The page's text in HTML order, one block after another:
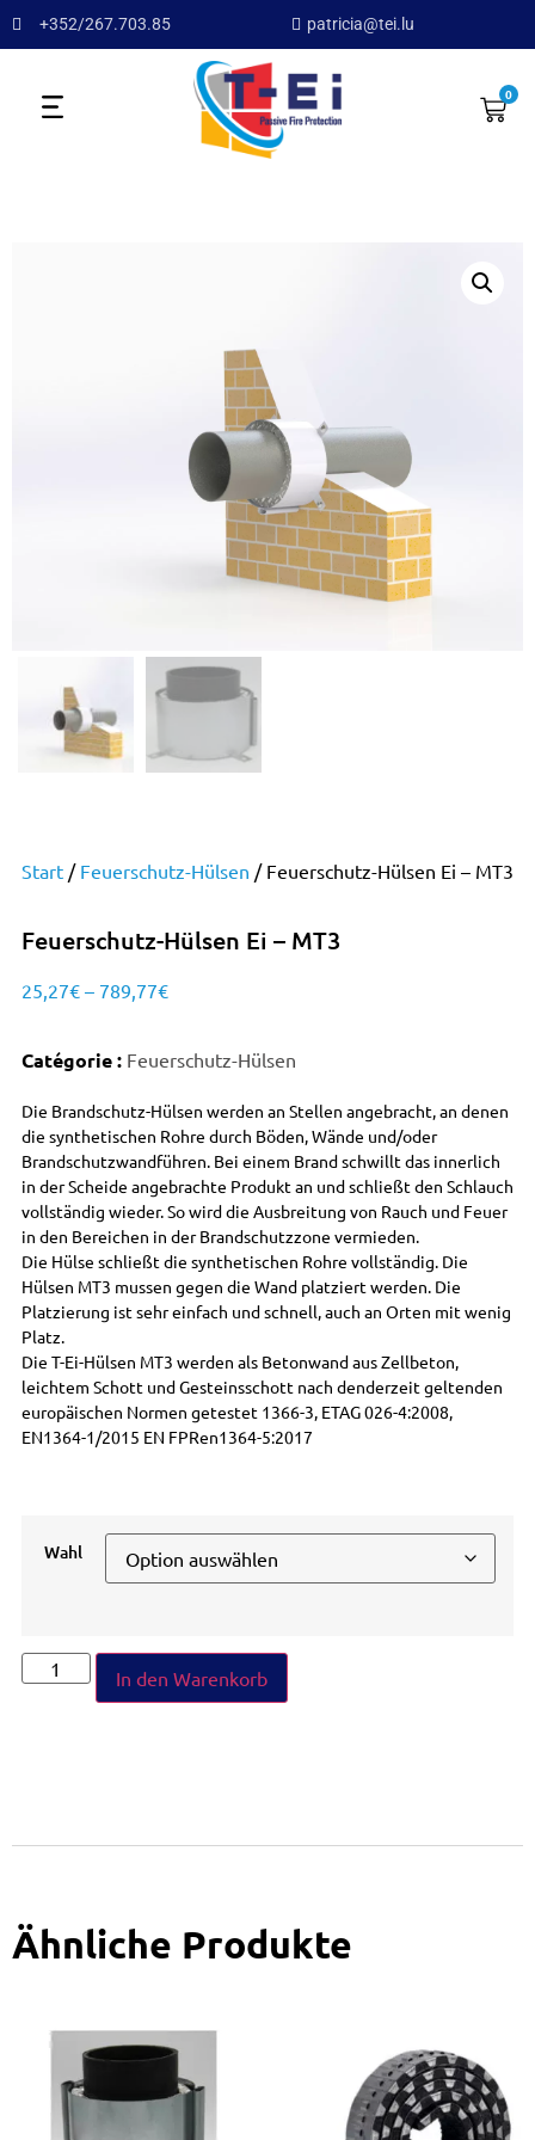
+352/267.703.85 patricia@tei.lu
0
Start/ Feuerschutz-Hülsen / Feuerschutz-Hülsen Ei – MT3
Feuerschutz-Hülsen Ei – MT3
25,27€ – 789,77€
Catégorie : Feuerschutz-Hülsen
Die Brandschutz-Hülsen werden an Stellen angebracht, an denen
die synthetischen Rohre durch Böden, Wände und/oder
Brandschutzwandführen. Bei einem Brand schwillt das innerlich
in der Scheide angebrachte Produkt an und schließt den Schlauch
vollständig wieder. So wird die Ausbreitung von Rauch und Feuer
in den Bereichen in der Brandschutzzone vermieden.
Die Hülse schließt die synthetischen Rohre vollständig. Die
Hülsen MT3 mussen gegen die Wand platziert werden. Die
Platzierung ist sehr einfach und schnell, auch an Orten mit wenig
Platz.
Die T-Ei-Hülsen MT3 werden als Betonwand aus Zellbeton,
leichtem Schott und Gesteinsschott nach denderzeit geltenden
europäischen Normen getestet 1366-3, ETAG 026-4:2008,
EN1364-1/2015 EN FPRen1364-5:2017
Wahl
In den Warenkorb
Ähnliche Produkte